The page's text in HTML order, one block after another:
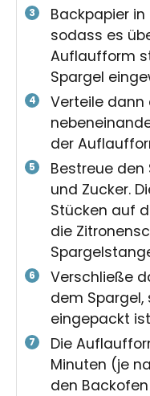
Backpapier
sodass es
Auflaufform
Spargel
Verteile dann
der
Bestreue den
und Zucker.
Stücken auf
die
Verschließe
dem
eingepackt
Die
Minuten (je
den